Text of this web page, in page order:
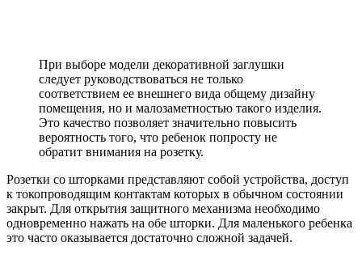
При выборе модели декоративной заглушки
следует руководствоваться не только
соответствием ее внешнего вида общему дизайну
помещения, но и малозаметностью такого изделия.
Это качество позволяет значительно повысить
вероятность того, что ребенок попросту не
обратит внимания на розетку.
Розетки со шторками представляют собой устройства, доступ
к токопроводящим контактам которых в обычном состоянии
закрыт. Для открытия защитного механизма необходимо
одновременно нажать на обе шторки. Для маленького ребенка
это часто оказывается достаточно сложной задачей.